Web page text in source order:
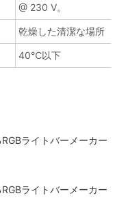
@ 230 V。
乾燥した清潔な場所
40℃以下